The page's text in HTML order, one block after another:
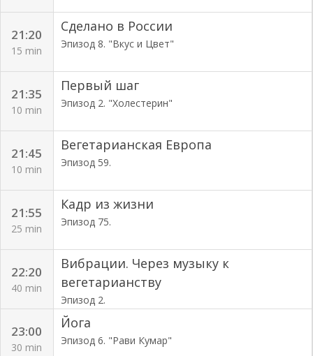
21:20
15 min
Сделано в России
Эпизод 8. "Вкус и Цвет"
21:35
10 min
Первый шаг
Эпизод 2. "Холестерин"
21:45
10 min
Вегетарианская Европа
Эпизод 59.
21:55
25 min
Кадр из жизни
Эпизод 75.
22:20
40 min
Вибрации. Через музыку к
вегетарианству
Эпизод 2.
23:00
30 min
Йога
Эпизод 6. "Рави Кумар"